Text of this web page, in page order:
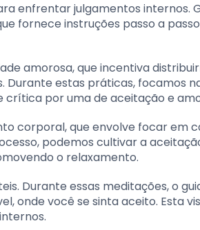
enfrentar julgamentos internos.
fornece instruções passo a
amorosa, que incentiva
estas práticas, focamos
crítica por uma de aceitação e
corporal, que envolve focar em
podemos cultivar a
o relaxamento.
Durante essas meditações, o
onde você se sinta aceito. Esta